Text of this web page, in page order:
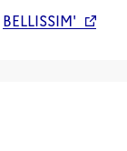
BELLISSIM'